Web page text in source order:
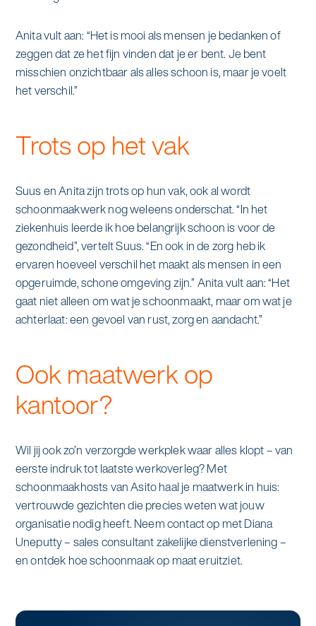
Anita vult aan: “Het is mooi als mensen je bedanken of
zeggen dat ze het fijn vinden dat je er bent. Je bent
misschien onzichtbaar als alles schoon is, maar je voelt
het verschil.”
Trots op het vak
Suus en Anita zijn trots op hun vak, ook al wordt
schoonmaakwerk nog weleens onderschat. “In het
ziekenhuis leerde ik hoe belangrijk schoon is voor de
gezondheid”, vertelt Suus. “En ook in de zorg heb ik
ervaren hoeveel verschil het maakt als mensen in een
opgeruimde, schone omgeving zijn.” Anita vult aan: “Het
gaat niet alleen om wat je schoonmaakt, maar om wat je
achterlaat: een gevoel van rust, zorg en aandacht.”
Ook maatwerk op
kantoor?
Wil jij ook zo’n verzorgde werkplek waar alles klopt – van
eerste indruk tot laatste werkoverleg? Met
schoonmaakhosts van Asito haal je maatwerk in huis:
vertrouwde gezichten die precies weten wat jouw
organisatie nodig heeft. Neem contact op met Diana
Uneputty – sales consultant zakelijke dienstverlening –
en ontdek hoe schoonmaak op maat eruitziet.